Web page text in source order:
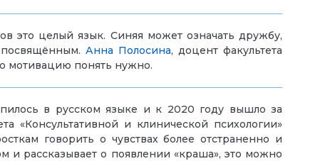
это целый язык. Синяя может означать дружбу,
Анна Полосина, доцент факультета
мотивацию понять нужно.
в русском языке и к 2020 году вышло за
«Консультативной и клинической психологии»
говорить о чувствах более отстраненно и
и рассказывает о появлении «краша», это можно